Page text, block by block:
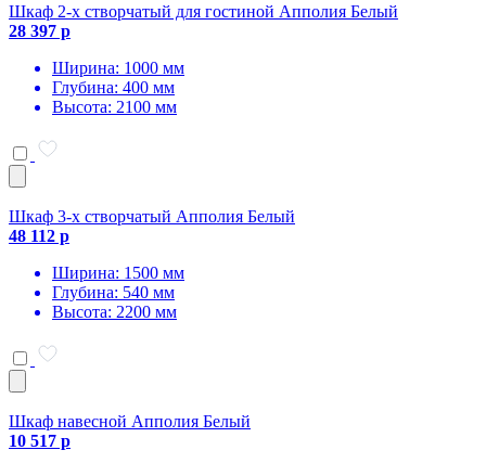
Шкаф 2-х створчатый для гостиной Апполия Белый
28 397 р
Ширина: 1000 мм
Глубина: 400 мм
Высота: 2100 мм
Шкаф 3-х створчатый Апполия Белый
48 112 р
Ширина: 1500 мм
Глубина: 540 мм
Высота: 2200 мм
Шкаф навесной Апполия Белый
10 517 р